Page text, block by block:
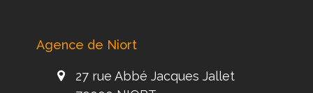
Agence de Niort
27 rue Abbé Jacques Jallet